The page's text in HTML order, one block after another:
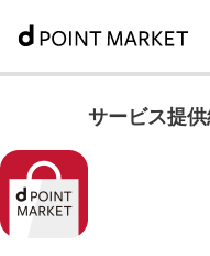
サービス提